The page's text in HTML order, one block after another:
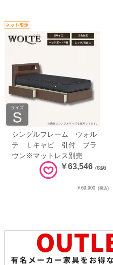
シングルフレーム ウォル
テ Ｌキャビ 引付 ブラ
ウン※マットレス別売
￥63,546 (税抜)
￥69,900 (税込)